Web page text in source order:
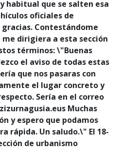
habitual que se salten esa
oficiales de
Contestándome
me dirigiera a esta sección
términos: \"Buenas
el aviso de todas estas
que nos pasaras con
el lugar concreto y
Sería en el correo
Muchas
y espero que podamos
rápida. Un saludo.\" El 18-
de urbanismo